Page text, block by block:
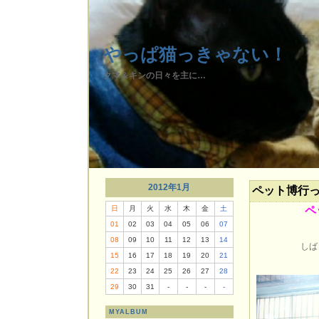
やっぱ猫っきゃない！
クマ＆キンの日々を主に…
2012年1月
日 月 火 水 木 金
土
01
02 03 04 05 06
07
08
09 10 11 12 13
14
15
16 17 18 19 20
21
22
23 24 25 26 27
28
29
30 31 - - - -
MYALBUM
ペット博行
ペ
し